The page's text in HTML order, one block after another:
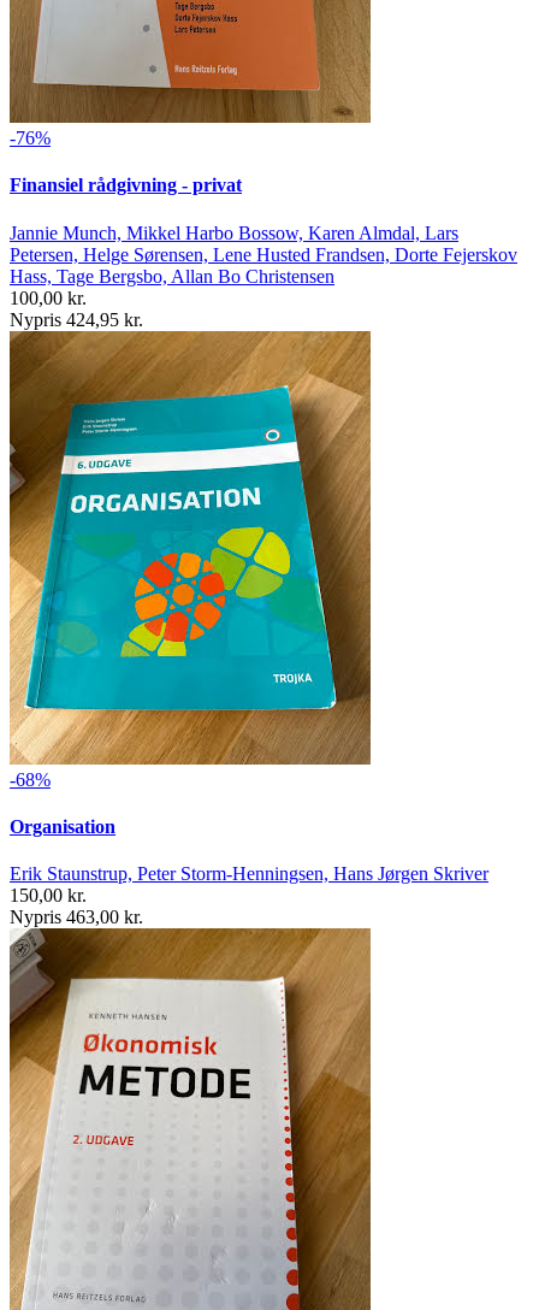
-76%
Finansiel rådgivning - privat
Jannie Munch, Mikkel Harbo Bossow, Karen Almdal, Lars
Petersen, Helge Sørensen, Lene Husted Frandsen, Dorte Fejerskov
Hass, Tage Bergsbo, Allan Bo Christensen
100,00 kr.
Nypris 424,95 kr.
-68%
Organisation
Erik Staunstrup, Peter Storm-Henningsen, Hans Jørgen Skriver
150,00 kr.
Nypris 463,00 kr.